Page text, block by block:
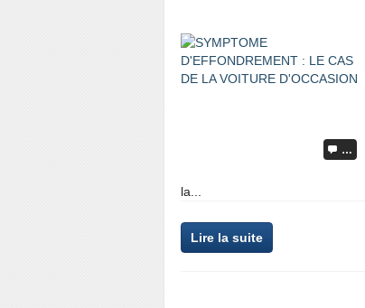
…
la...
Lire la suite